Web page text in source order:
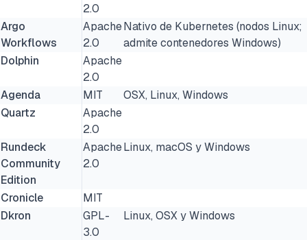
2.0
Argo
Workflows
Apache
2.0
Nativo de Kubernetes (nodos Linux;
admite contenedores Windows)
Dolphin
Apache
2.0
Agenda
MIT
OSX, Linux, Windows
Quartz
Apache
2.0
Rundeck
Community
Edition
Apache
2.0
Linux, macOS y Windows
Cronicle
MIT
Dkron
GPL-
3.0
Linux, OSX y Windows